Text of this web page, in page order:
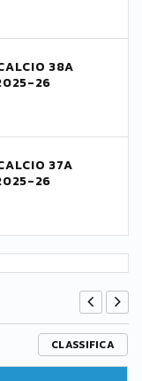
38A
26
37A
26
CLASSIFICA